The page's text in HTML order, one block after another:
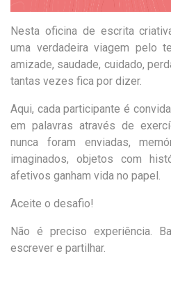
Nesta oficina de escrita
uma verdadeira viagem pelo
amizade, saudade, cuidado,
tantas vezes fica por dizer.
Aqui, cada participante é
em palavras através de
nunca foram enviadas,
imaginados, objetos com
afetivos ganham vida no papel.
Aceite o desafio!
Não é preciso experiência.
escrever e partilhar.